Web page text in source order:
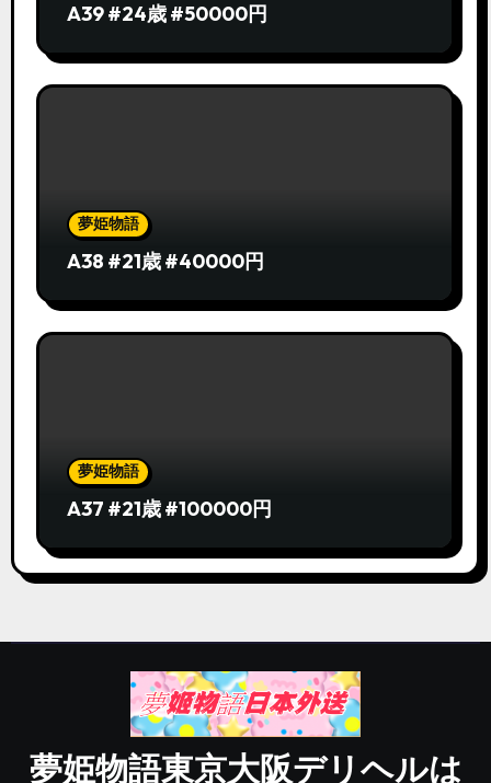
A39 #24歳 #50000円
夢姫物語
A38 #21歳 #40000円
夢姫物語
A37 #21歳 #100000円
夢姫物語東京大阪デリヘルは